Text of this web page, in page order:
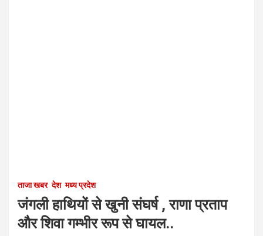
ताजा खबर देश मध्य प्रदेश
जंगली हाथियों से खुनी संघर्ष , राणा प्रताप
और शिवा गम्भीर रूप से घायल..